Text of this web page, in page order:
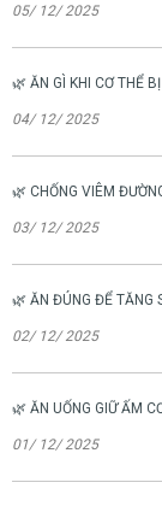
05/ 12/ 2025
🌿 ĂN GÌ KHI CƠ THỂ
04/ 12/ 2025
🌿 CHỐNG VIÊM
03/ 12/ 2025
🌿 ĂN ĐÚNG ĐỂ TĂNG
02/ 12/ 2025
🌿 ĂN UỐNG GIỮ ẤM
01/ 12/ 2025